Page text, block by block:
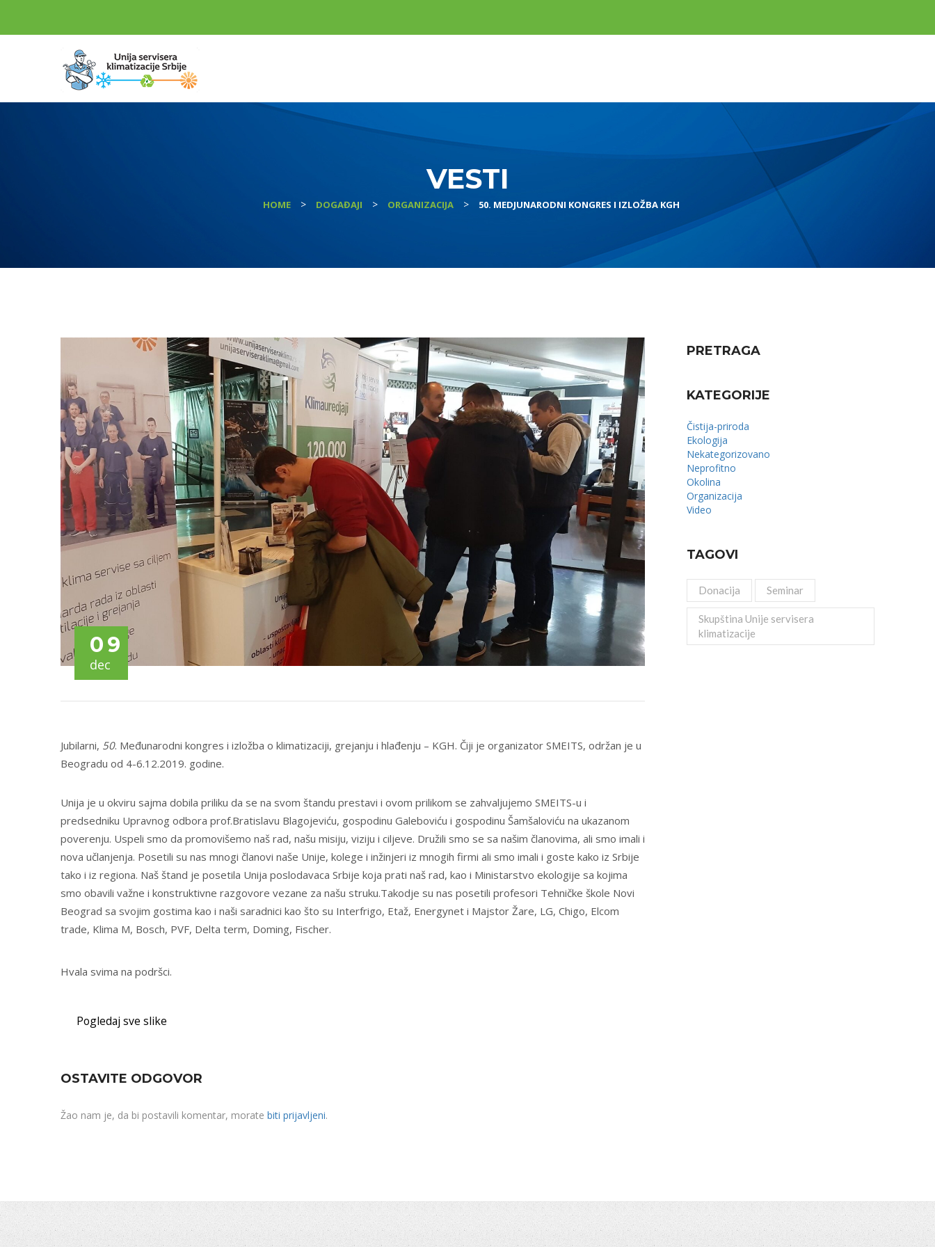
VESTI
HOME > DOGAĐAJI > ORGANIZACIJA > 50. MEDJUNARODNI KONGRES I IZLOŽBA KGH
09
dec
Jubilarni, 50. Međunarodni kongres i izložba o klimatizaciji, grejanju i hlađenju – KGH. Čiji je organizator SMEITS, održan je u
Beogradu od 4-6.12.2019. godine.
Unija je u okviru sajma dobila priliku da se na svom štandu prestavi i ovom prilikom se zahvaljujemo SMEITS-u i
predsedniku Upravnog odbora prof.Bratislavu Blagojeviću, gospodinu Galeboviću i gospodinu Šamšaloviću na ukazanom
poverenju. Uspeli smo da promovišemo naš rad, našu misiju, viziju i ciljeve. Družili smo se sa našim članovima, ali smo imali i
nova učlanjenja. Posetili su nas mnogi članovi naše Unije, kolege i inžinjeri iz mnogih firmi ali smo imali i goste kako iz Srbije
tako i iz regiona. Naš štand je posetila Unija poslodavaca Srbije koja prati naš rad, kao i Ministarstvo ekologije sa kojima
smo obavili važne i konstruktivne razgovore vezane za našu struku.Takodje su nas posetili profesori Tehničke škole Novi
Beograd sa svojim gostima kao i naši saradnici kao što su Interfrigo, Etaž, Energynet i Majstor Žare, LG, Chigo, Elcom
trade, Klima M, Bosch, PVF, Delta term, Doming, Fischer.
Hvala svima na podršci.
Pogledaj sve slike
OSTAVITE ODGOVOR
Žao nam je, da bi postavili komentar, morate biti prijavljeni.
PRETRAGA
KATEGORIJE
Čistija-priroda
Ekologija
Nekategorizovano
Neprofitno
Okolina
Organizacija
Video
TAGOVI
Donacija Seminar
Skupština Unije servisera
klimatizacije